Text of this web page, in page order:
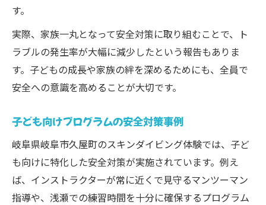
す。
実際、家族一丸となって安全対策に取り組むことで、ト
ラブルの発生率が大幅に減少したという報告もありま
す。子どもの成長や家族の絆を深めるためにも、全員で
安全への意識を高めることが大切です。
子ども向けプログラムの安全対策事例
岐阜県岐阜市久屋町のスキンダイビング体験では、子ど
も向けに特化した安全対策が実施されています。例え
ば、インストラクターが常に近くで見守るマンツーマン
指導や、浅瀬での練習時間を十分に確保するプログラム